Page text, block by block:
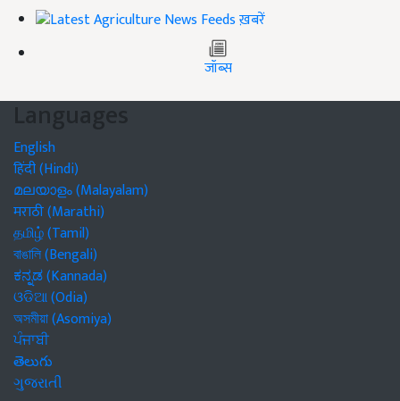
ख़बरें
जॉब्स
Languages
English
हिंदी (Hindi)
മലയാളം (Malayalam)
मराठी (Marathi)
தமிழ் (Tamil)
বাঙালি (Bengali)
ಕನ್ನಡ (Kannada)
ଓଡିଆ (Odia)
অসমীয়া (Asomiya)
ਪੰਜਾਬੀ
తెలుగు
ગુજરાતી